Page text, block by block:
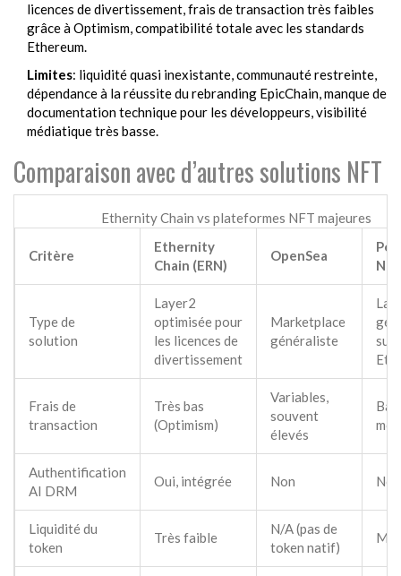
licences de divertissement, frais de transaction très faibles
grâce à Optimism, compatibilité totale avec les standards
Ethereum.
Limites: liquidité quasi inexistante, communauté restreinte,
dépendance à la réussite du rebranding EpicChain, manque de
documentation technique pour les développeurs, visibilité
médiatique très basse.
Comparaison avec d’autres solutions NFT
Ethernity Chain vs plateformes NFT majeures
Critère
Ethernity
Chain (ERN)
OpenSea
Type de
solution
Layer2
optimisée pour
les licences de
divertissement
Marketplace
généraliste
sur
Frais de
transaction
Très bas
(Optimism)
Variables,
souvent
élevés
Bas
Authentification
AI DRM
Oui, intégrée Non Non
Liquidité du
token
Très faible
N/A (pas de
token natif)